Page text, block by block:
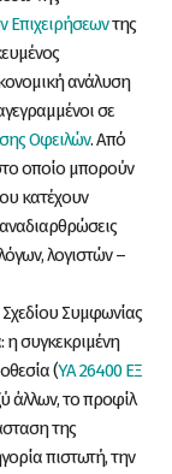
Επιχειρήσεωντης
ανάλυση
σε
Οφειλών. Από
οποίο μπορούν
κατέχουν
λογιστών –
Συμφωνίας
συγκεκριμένη
(ΥΑ 26400 ΕΞ
άλλων, το προφίλ
της
πιστωτή, την